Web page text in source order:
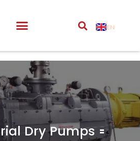
EN
Dry Pumps